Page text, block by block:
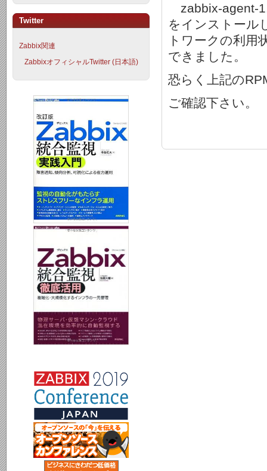
zabbix-agent-
をインストール
トワークの利用
できました。
恐らく上記の
ご確認下さい。
Twitter
Zabbix関連
ZabbixオフィシャルTwitter (日本語)